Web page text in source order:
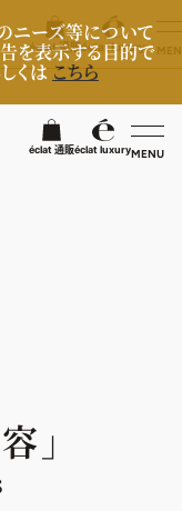
ニーズ等について
を表示する目的で
くはこちら
éclat 通販éclat luxuryMENU検
éclat 通販éclat luxury
」